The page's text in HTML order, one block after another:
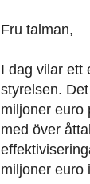
Fru talman,
I dag vilar ett
styrelsen.
miljoner euro
med över
miljoner euro